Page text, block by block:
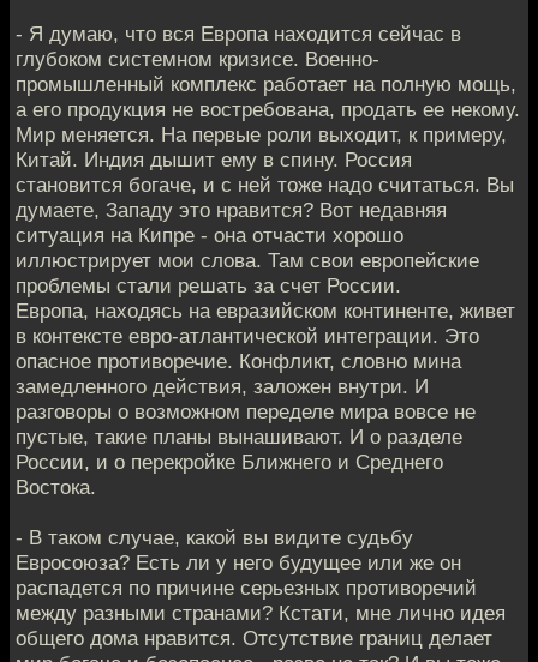
- Я думаю, что вся Европа находится сейчас в
глубоком системном кризисе. Военно-
промышленный комплекс работает на полную мощь,
а его продукция не востребована, продать ее некому.
Мир меняется. На первые роли выходит, к примеру,
Китай. Индия дышит ему в спину. Россия
становится богаче, и с ней тоже надо считаться. Вы
думаете, Западу это нравится? Вот недавняя
ситуация на Кипре - она отчасти хорошо
иллюстрирует мои слова. Там свои европейские
проблемы стали решать за счет России.
Европа, находясь на евразийском континенте, живет
в контексте евро-атлантической интеграции. Это
опасное противоречие. Конфликт, словно мина
замедленного действия, заложен внутри. И
разговоры о возможном переделе мира вовсе не
пустые, такие планы вынашивают. И о разделе
России, и о перекройке Ближнего и Среднего
Востока.
- В таком случае, какой вы видите судьбу
Евросоюза? Есть ли у него будущее или же он
распадется по причине серьезных противоречий
между разными странами? Кстати, мне лично идея
общего дома нравится. Отсутствие границ делает